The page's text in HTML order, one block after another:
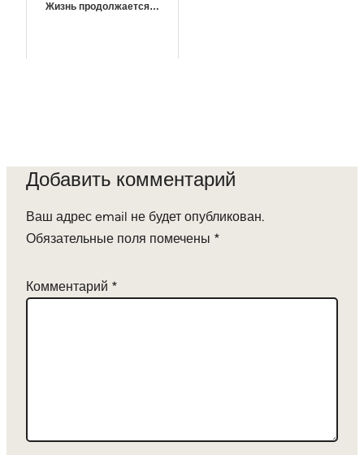
Жизнь продолжается…
Добавить комментарий
Ваш адрес email не будет опубликован.
Обязательные поля помечены *
Комментарий *